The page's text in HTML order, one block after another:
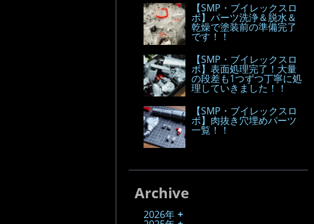
【SMP・ブイレックスロ
ボ】パーツ洗浄＆脱水＆
乾燥で塗装前の準備完了
です！！
【SMP・ブイレックスロ
ボ】表面処理完了！大量
の段差も1つずつ丁寧に処
理していきました！！
【SMP・ブイレックスロ
ボ】肉抜き穴埋めパーツ
一覧！！
Archive
2026年